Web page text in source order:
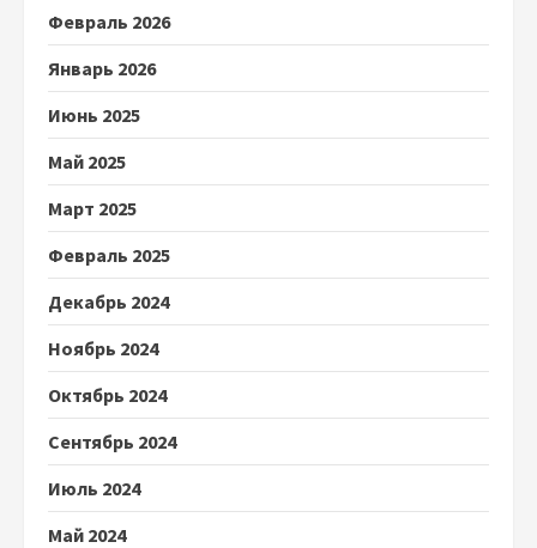
Февраль 2026
Январь 2026
Июнь 2025
Май 2025
Март 2025
Февраль 2025
Декабрь 2024
Ноябрь 2024
Октябрь 2024
Сентябрь 2024
Июль 2024
Май 2024